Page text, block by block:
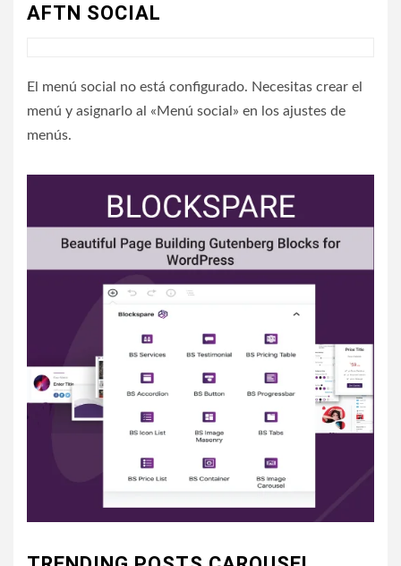
AFTN SOCIAL
El menú social no está configurado. Necesitas crear el
menú y asignarlo al «Menú social» en los ajustes de
menús.